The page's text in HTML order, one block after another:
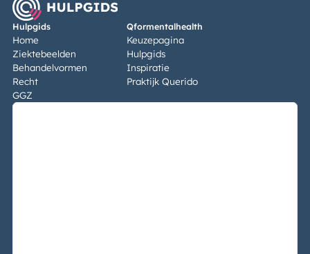
Hulpgids
Home
Ziektebeelden
Behandelvormen
Recht
GGZ
Qformentalhealth
Keuzepagina
Hulpgids
Inspiratie
Praktijk Querido